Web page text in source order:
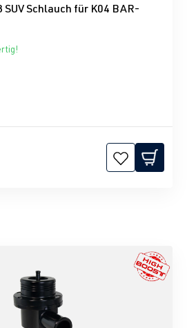
SUV Schlauch für K04 BAR-